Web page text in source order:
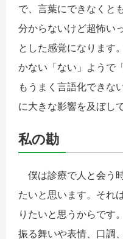
で、言葉にできなくと
分からないけど超怖い
とした感覚になります
かない「ない」ようで
もうまく言語化できな
に大きな影響を及ぼし
私の勘
僕は診療で人と会う
たいと思います。それ
りたいと思うからです
振る舞いや表情、口調